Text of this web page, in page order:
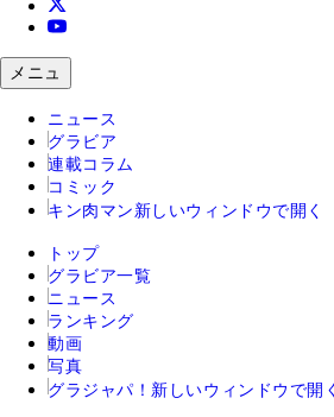
メニュ
ニュース
グラビア
連載コラム
コミック
キン肉マン 新しいウィンドウで開く
トップ
グラビア一覧
ニュース
ランキング
動画
写真
グラジャパ！ 新しいウィンドウで開く